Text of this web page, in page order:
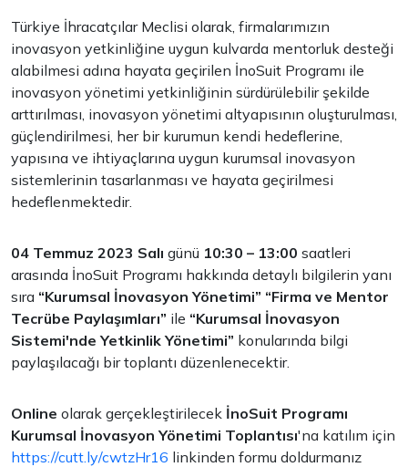
Türkiye İhracatçılar Meclisi olarak, firmalarımızın
inovasyon yetkinliğine uygun kulvarda mentorluk desteği
alabilmesi adına hayata geçirilen İnoSuit Programı ile
inovasyon yönetimi yetkinliğinin sürdürülebilir şekilde
arttırılması, inovasyon yönetimi altyapısının oluşturulması,
güçlendirilmesi, her bir kurumun kendi hedeflerine,
yapısına ve ihtiyaçlarına uygun kurumsal inovasyon
sistemlerinin tasarlanması ve hayata geçirilmesi
hedeflenmektedir.
04 Temmuz 2023 Salı günü 10:30 – 13:00 saatleri
arasında İnoSuit Programı hakkında detaylı bilgilerin yanı
sıra “Kurumsal İnovasyon Yönetimi” “Firma ve Mentor
Tecrübe Paylaşımları” ile “Kurumsal İnovasyon
Sistemi'nde Yetkinlik Yönetimi” konularında bilgi
paylaşılacağı bir toplantı düzenlenecektir.
Online olarak gerçekleştirilecek İnoSuit Programı
Kurumsal İnovasyon Yönetimi Toplantısı'na katılım için
https://cutt.ly/cwtzHr16 linkinden formu doldurmanız